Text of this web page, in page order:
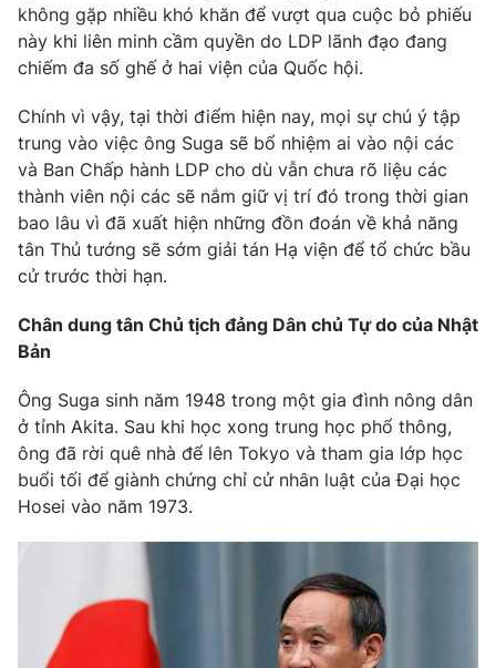
VTV4 Vươn mình bằng AI
Liên hệ tòa soạn English
THỜI BÁO VTV
Theo dõi báo trên
Cơ quan chủ quản:Đài Truyền hình Việt Nam
Cơ quan báo chí:Thời báo VTV
Giấy phép hoạt động báo in và báo điện tử số 483/GP-BTTTT
cấp ngày 29/12/2023
Phó Tổng Biên tập:
Nguyễn Trọng Ninh
Tổng đài VTV: 024.38 355 931 - 024.38 355 932
Ðiện thoại Thời báo VTV:
024.66 897 897
không gặp nhiều khó khăn để vượt qua cuộc bỏ phiếu
này khi liên minh cầm quyền do LDP lãnh đạo đang
chiếm đa số ghế ở hai viện của Quốc hội.
Chính vì vậy, tại thời điểm hiện nay, mọi sự chú ý tập
trung vào việc ông Suga sẽ bổ nhiệm ai vào nội các
và Ban Chấp hành LDP cho dù vẫn chưa rõ liệu các
thành viên nội các sẽ nắm giữ vị trí đó trong thời gian
bao lâu vì đã xuất hiện những đồn đoán về khả năng
tân Thủ tướng sẽ sớm giải tán Hạ viện để tổ chức bầu
cử trước thời hạn.
Chân dung tân Chủ tịch đảng Dân chủ Tự do của Nhật
Bản
Ông Suga sinh năm 1948 trong một gia đình nông dân
ở tỉnh Akita. Sau khi học xong trung học phổ thông,
ông đã rời quê nhà để lên Tokyo và tham gia lớp học
buổi tối để giành chứng chỉ cử nhân luật của Đại học
Hosei vào năm 1973.